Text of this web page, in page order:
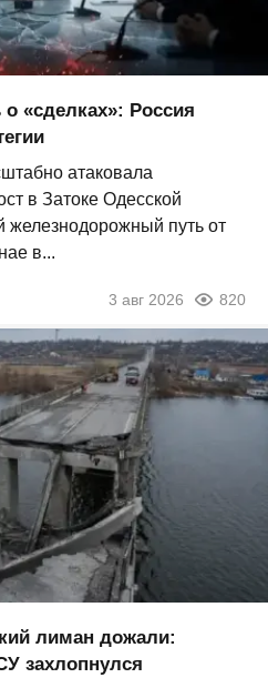
«сделках»: Россия
атаковала
в Затоке Одесской
путь от
в...
3 авг 2026 820
лиман дожали:
захлопнулся